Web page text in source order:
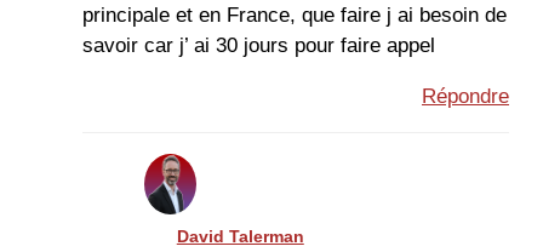
principale et en France, que faire j ai besoin de
savoir car j’ ai 30 jours pour faire appel
Répondre
David Talerman